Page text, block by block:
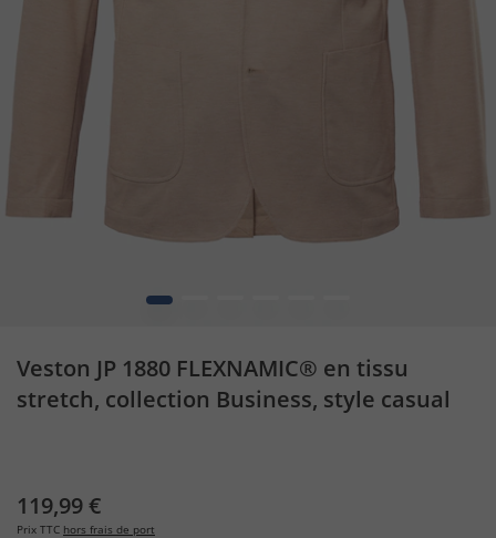
1
Veston JP 1880 FLEXNAMIC® en tissu
stretch, collection Business, style casual
119,99 €
Prix TTC hors frais de port